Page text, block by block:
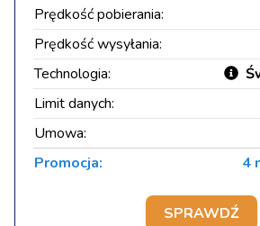
Prędkość pobierania:
Prędkość wysyłania:
Technologia:
Limit danych:
Umowa:
Promocja:
4
SPRAWDŹ